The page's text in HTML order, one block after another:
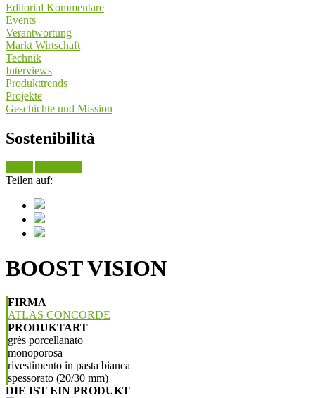
Editorial Kommentare
Events
Verantwortung
Markt Wirtschaft
Technik
Interviews
Produkttrends
Projekte
Geschichte und Mission
Sostenibilità
Teilen auf:
BOOST VISION
FIRMA
ATLAS CONCORDE
PRODUKTART
grès porcellanato
monoporosa
rivestimento in pasta bianca
spessorato (20/30 mm)
DIE IST EIN PRODUKT